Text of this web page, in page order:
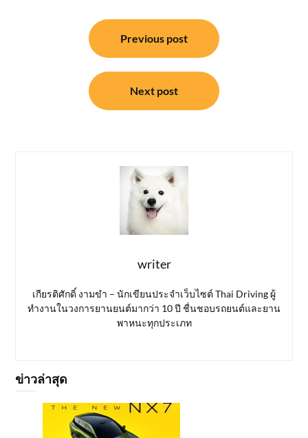
Previous post
Next post
writer
เกียรติศักดิ์ งามขำ – นักเขียนประจำเว็บไซต์ Thai Driving ผู้
ทำงานในวงการยานยนต์มากว่า 10 ปี ชื่นชอบรถยนต์และยาน
พาหนะทุกประเภท
ข่าวล่าสุด